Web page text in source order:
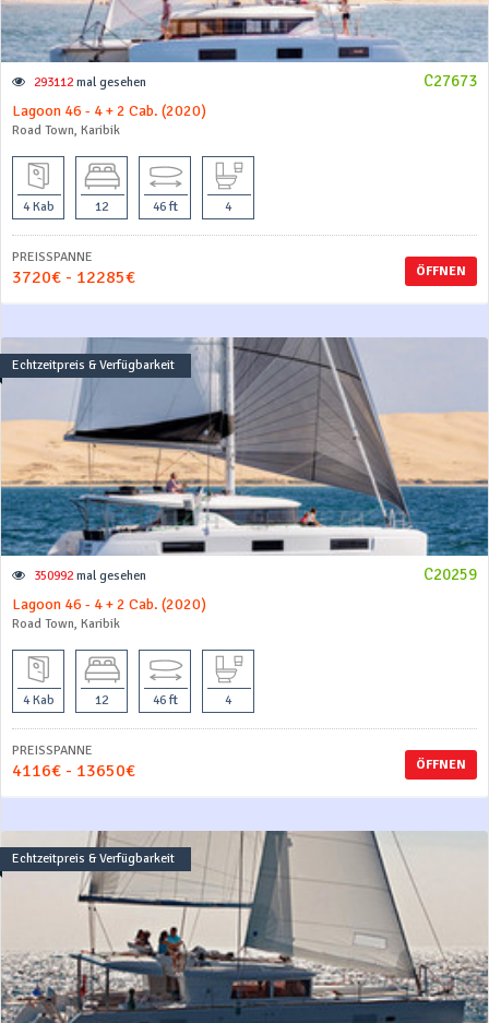
C27673
293112 mal gesehen
Lagoon 46 - 4 + 2 Cab. (2020)
Road Town, Karibik
4 Kab 12 46 ft 4
ÖFFNEN
PREISSPANNE
3720€ - 12285€
Echtzeitpreis & Verfügbarkeit
C20259
350992 mal gesehen
Lagoon 46 - 4 + 2 Cab. (2020)
Road Town, Karibik
4 Kab 12 46 ft 4
ÖFFNEN
PREISSPANNE
4116€ - 13650€
Echtzeitpreis & Verfügbarkeit